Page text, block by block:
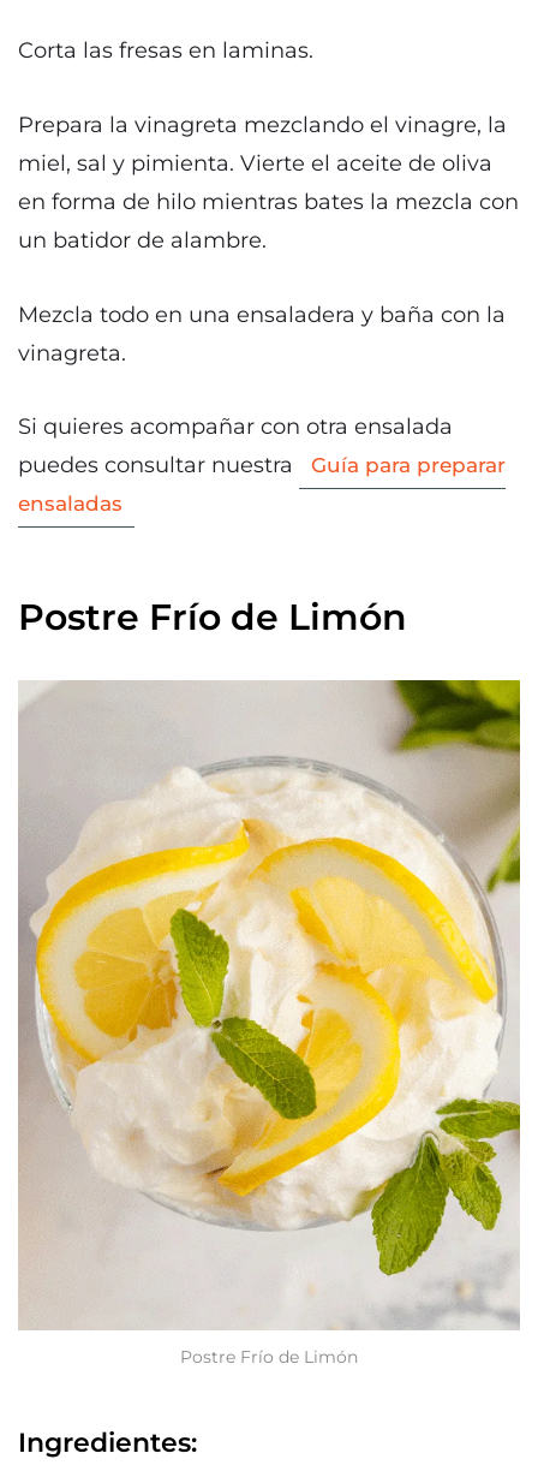
Corta las fresas en laminas.
Prepara la vinagreta mezclando el vinagre, la
miel, sal y pimienta. Vierte el aceite de oliva
en forma de hilo mientras bates la mezcla con
un batidor de alambre.
Mezcla todo en una ensaladera y baña con la
vinagreta.
Si quieres acompañar con otra ensalada
puedes consultar nuestra
Guía para preparar
ensaladas
Postre Frío de Limón
Postre Frío de Limón
Ingredientes: